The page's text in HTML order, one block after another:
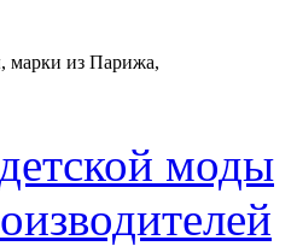
марки из Парижа,
моды